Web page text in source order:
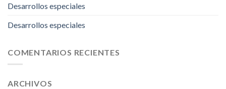
Desarrollos especiales
Desarrollos especiales
COMENTARIOS RECIENTES
ARCHIVOS